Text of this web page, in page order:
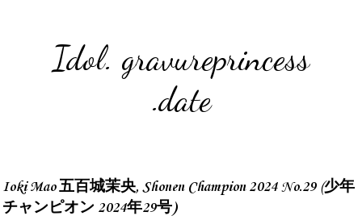
Idol. gravureprincess
.date
Ioki Mao 五百城茉央, Shonen Champion 2024 No.29 (少年
チャンピオン 2024年29号)